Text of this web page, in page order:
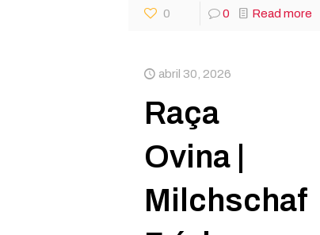
0 0 Read more
abril 30, 2026
Raça
Ovina |
Milchschaf